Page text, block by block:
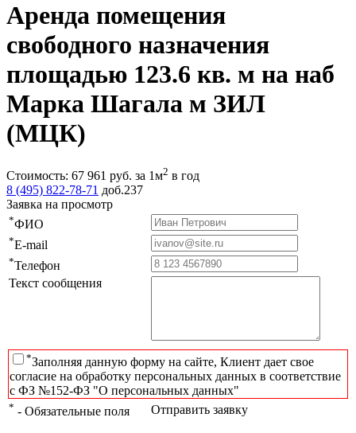
Аренда помещения
свободного назначения
площадью 123.6 кв. м на наб
Марка Шагала м ЗИЛ
(МЦК)
Стоимость: 67 961 руб. за 1м2 в год
8 (495) 822-78-71 доб.237
Заявка на просмотр
*ФИО
*E-mail
*Телефон
Текст сообщения
*Заполняя данную форму на сайте, Клиент дает свое
согласие на обработку персональных данных в соответствие
с ФЗ №152-ФЗ "О персональных данных"
* - Обязательные поля Отправить заявку